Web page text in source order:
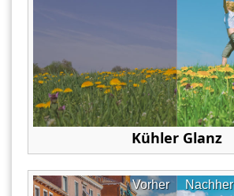
Kühler Glanz
Nachher
Vorher